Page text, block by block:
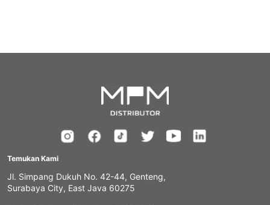
Temukan Kami
Jl. Simpang Dukuh No. 42-44, Genteng,
Surabaya City, East Java 60275